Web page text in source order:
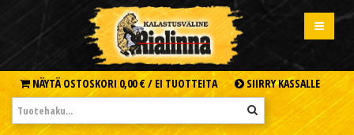
NÄYTÄ OSTOSKORI 0,00 € / EI TUOTTEITA SIIRRY KASSALLE